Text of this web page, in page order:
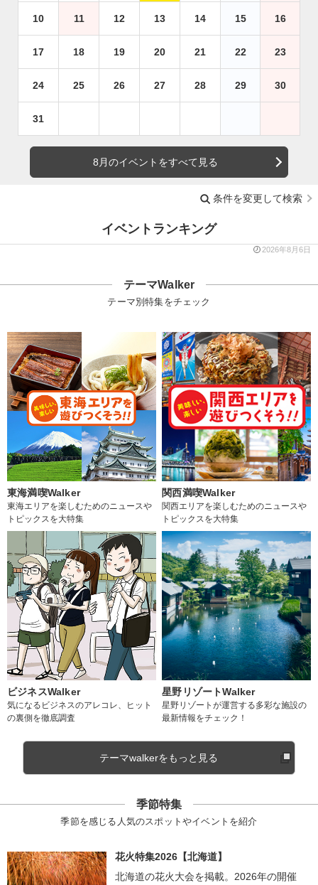
10 11 12 13 14 15 16
17 18 19 20 21 22 23
24 25 26 27 28 29 30
31
8月のイベントをすべて見る
条件を変更して検索
イベントランキング
2026年8月6日
テーマWalker
テーマ別特集をチェック
東海満喫Walker
東海エリアを楽しむためのニュースや
トピックスを大特集
関西満喫Walker
関西エリアを楽しむためのニュースや
トピックスを大特集
ビジネスWalker
気になるビジネスのアレコレ、ヒット
の裏側を徹底調査
星野リゾートWalker
星野リゾートが運営する多彩な施設の
最新情報をチェック！
テーマwalkerをもっと見る
季節特集
季節を感じる人気のスポットやイベントを紹介
花火特集2026【北海道】
北海道の花火大会を掲載。2026年の開催